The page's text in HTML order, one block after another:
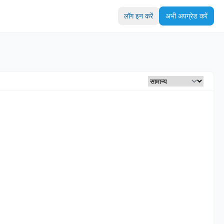
लॉग इन करें अभी अपग्रेड करें